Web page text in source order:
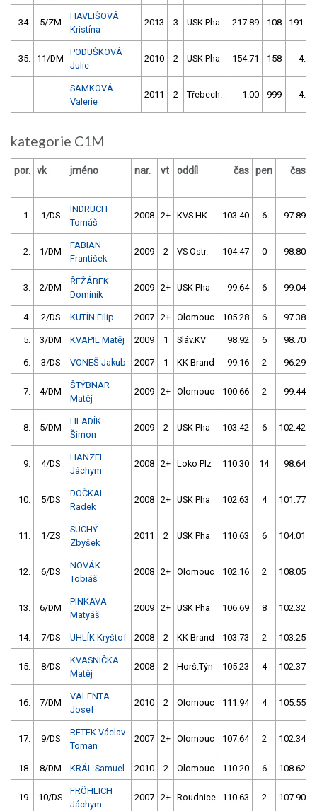
34. 5/ZM
HAVLIŠOVÁ
Kristína
2013 3 USK Pha 217.89 108 191.38
35. 11/DM
PODUŠKOVÁ
Julie
2010 2 USK Pha 154.71 158 4.00
SAMKOVÁ
Valerie
2011 2 Třebech. 1.00 999 4.00
kategorie C1M
por. vk jméno nar. vt oddíl čas pen čas
1. 1/DS
INDRUCH
Tomáš
2008 2+ KVS HK 103.40 6 97.89
2. 1/DM
FABIAN
František
2009 2 VS Ostr. 104.47 0 98.80
3. 2/DM
ŘEŽÁBEK
Dominik
2009 2+ USK Pha 99.64 6 99.04
4. 2/DS KUTÍN Filip 2007 2+ Olomouc 105.28 6 97.38
5. 3/DM KVAPIL Matěj 2009 1 Sláv.KV 98.92 6 98.70
6. 3/DS VONEŠ Jakub 2007 1 KK Brand 99.16 2 96.29
7. 4/DM
ŠTÝBNAR
Matěj
2009 2+ Olomouc 100.66 2 99.44
8. 5/DM
HLADÍK
Šimon
2009 2 USK Pha 103.42 6 102.42
9. 4/DS
HANZEL
Jáchym
2008 2+ Loko Plz 110.30 14 98.64
10. 5/DS
DOČKAL
Radek
2008 2+ USK Pha 102.63 4 101.77
11. 1/ZS
SUCHÝ
Zbyšek
2011 2 USK Pha 110.63 6 104.01
12. 6/DS
NOVÁK
Tobiáš
2008 2+ Olomouc 102.16 2 108.05
13. 6/DM
PINKAVA
Matyáš
2009 2+ USK Pha 106.69 8 102.32
14. 7/DS UHLÍK Kryštof 2008 2 KK Brand 103.73 2 103.25
15. 8/DS
KVASNIČKA
Matěj
2008 2 Horš.Týn 105.23 4 102.37
16. 7/DM
VALENTA
Josef
2010 2 Olomouc 111.94 4 105.55
17. 9/DS
RETEK Václav
Toman
2007 2+ Olomouc 107.64 2 102.34
18. 8/DM KRÁL Samuel 2010 2 Olomouc 110.20 6 108.62
19. 10/DS
FRÖHLICH
Jáchym
2007 2+ Roudnice 110.63 2 107.90